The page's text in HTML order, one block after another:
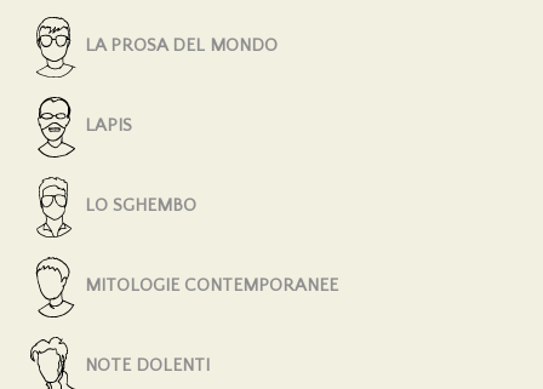
LA PROSA DEL MONDO
LAPIS
LO SGHEMBO
MITOLOGIE CONTEMPORANEE
NOTE DOLENTI